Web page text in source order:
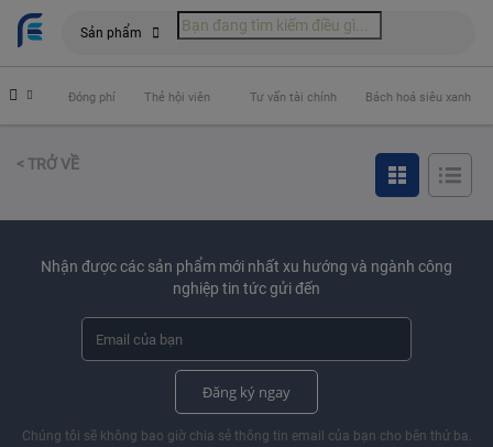
Sản phẩm
Đóng phí Thẻ hội viên Tư vấn tài chính Bách hoá siêu xanh
< TRỞ VỀ
Nhận được các sản phẩm mới nhất xu hướng và ngành công
nghiệp tin tức gửi đến
Đăng ký ngay
Chúng tôi sẽ không bao giờ chia sẻ thông tin email của bạn cho bên thứ ba.